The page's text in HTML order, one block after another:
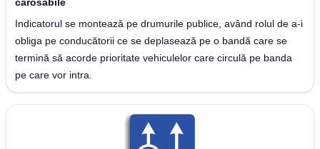
Indicatorul se montează pe drumurile publice, având rolul de a-i
obliga pe conducătorii ce se deplasează pe o bandă care se
termină să acorde prioritate vehiculelor care circulă pe banda
pe care vor intra.